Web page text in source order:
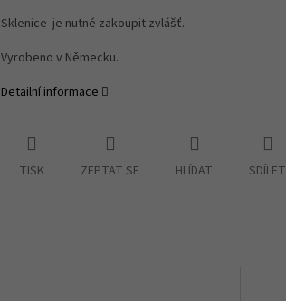
Sklenice je nutné zakoupit zvlášť.
Vyrobeno v Německu.
Detailní informace
TISK ZEPTAT SE HLÍDAT SDÍLET